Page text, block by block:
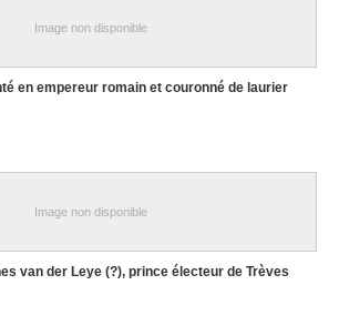
Image non disponible
en empereur romain et couronné de laurier
Image non disponible
van der Leye (?), prince électeur de Trèves